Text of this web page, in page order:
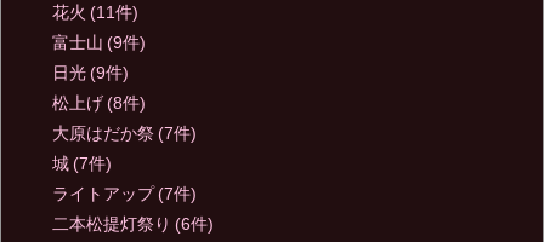
花火 (11件)
富士山 (9件)
日光 (9件)
松上げ (8件)
大原はだか祭 (7件)
城 (7件)
ライトアップ (7件)
二本松提灯祭り (6件)